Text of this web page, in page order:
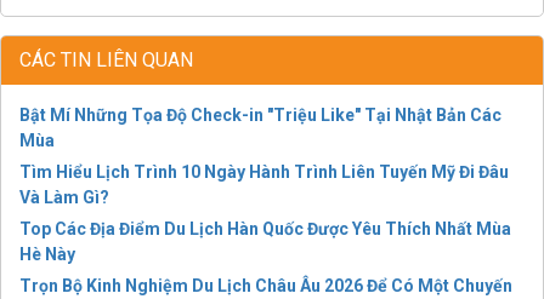
CÁC TIN LIÊN QUAN
Bật Mí Những Tọa Độ Check-in "Triệu Like" Tại Nhật Bản Các
Mùa
Tìm Hiểu Lịch Trình 10 Ngày Hành Trình Liên Tuyến Mỹ Đi Đâu
Và Làm Gì?
Top Các Địa Điểm Du Lịch Hàn Quốc Được Yêu Thích Nhất Mùa
Hè Này
Trọn Bộ Kinh Nghiệm Du Lịch Châu Âu 2026 Để Có Một Chuyến